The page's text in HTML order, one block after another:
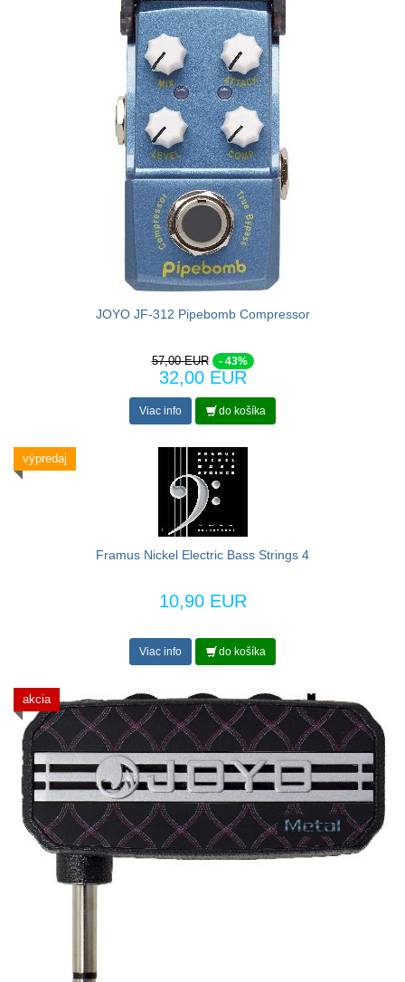
JOYO JF-312 Pipebomb Compressor
57,00 EUR - 43%
32,00 EUR
Viac info do košíka
výpredaj
Framus Nickel Electric Bass Strings 4
10,90 EUR
Viac info do košíka
akcia